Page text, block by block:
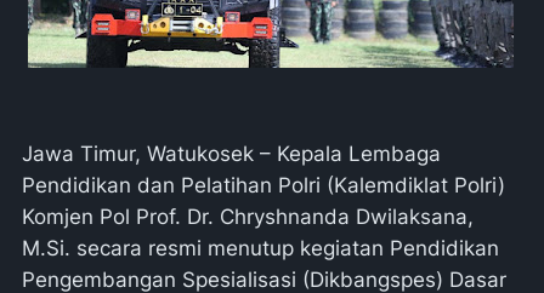
Jawa Timur, Watukosek – Kepala Lembaga
Pendidikan dan Pelatihan Polri (Kalemdiklat Polri)
Komjen Pol Prof. Dr. Chryshnanda Dwilaksana,
M.Si. secara resmi menutup kegiatan Pendidikan
Pengembangan Spesialisasi (Dikbangspes) Dasar